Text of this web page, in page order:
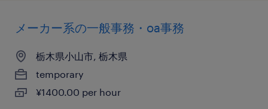
メーカー系の一般事務・oa事務
栃木県小山市, 栃木県
temporary
¥1400.00 per hour